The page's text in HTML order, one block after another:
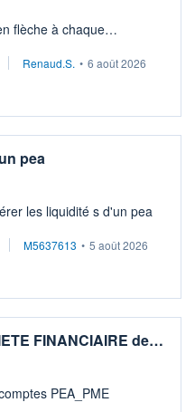
flèche à chaque
pour sa retraite.
Renaud.S. • 6 août 2026
pea
les liquidité s d'un pea
M5637613 • 5 août 2026
FINANCIAIRE de…
aux comptes PEA_PME